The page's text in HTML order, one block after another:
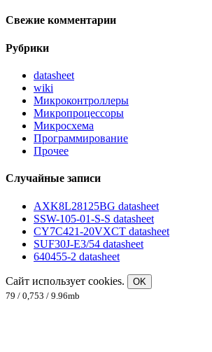
Свежие комментарии
Рубрики
datasheet
wiki
Микроконтроллеры
Микропроцессоры
Микросхема
Программирование
Прочее
Случайные записи
AXK8L28125BG datasheet
SSW-105-01-S-S datasheet
CY7C421-20VXCT datasheet
SUF30J-E3/54 datasheet
640455-2 datasheet
Сайт использует cookies.
OK
79 / 0,753 / 9.96mb